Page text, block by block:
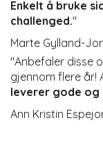
Enkelt å bruke
challenged."
Marte Gylland-
"Anbefaler disse
gjennom flere år!
leverer gode og
Ann Kristin